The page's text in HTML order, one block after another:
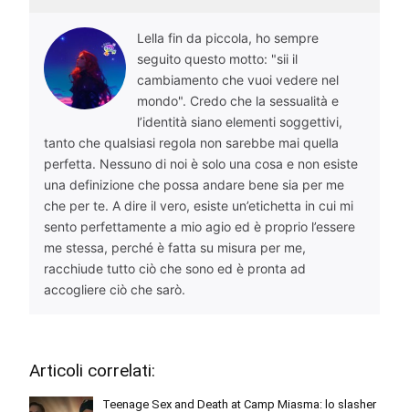
Lella fin da piccola, ho sempre
seguito questo motto: "sii il
cambiamento che vuoi vedere nel
mondo". Credo che la sessualità e
l’identità siano elementi soggettivi,
tanto che qualsiasi regola non sarebbe mai quella
perfetta. Nessuno di noi è solo una cosa e non esiste
una definizione che possa andare bene sia per me
che per te. A dire il vero, esiste un’etichetta in cui mi
sento perfettamente a mio agio ed è proprio l’essere
me stessa, perché è fatta su misura per me,
racchiude tutto ciò che sono ed è pronta ad
accogliere ciò che sarò.
Articoli correlati:
Teenage Sex and Death at Camp Miasma: lo slasher